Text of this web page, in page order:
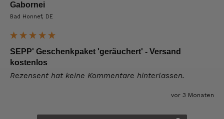
Gabornei
Bad Honnef, DE
SEPP' Geschenkpaket 'geräuchert' - Versand
kostenlos
Rezensent hat keine Kommentare hinterlassen.
vor 3 Monaten